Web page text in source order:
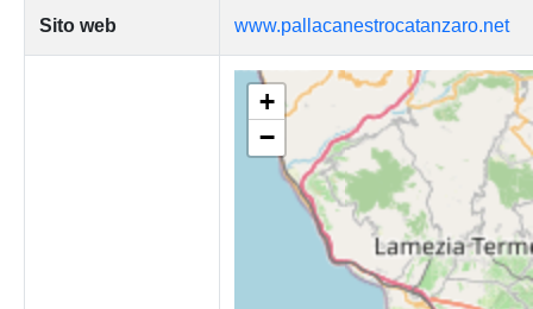
Sito web www.pallacanestrocatanzaro.net
+
−